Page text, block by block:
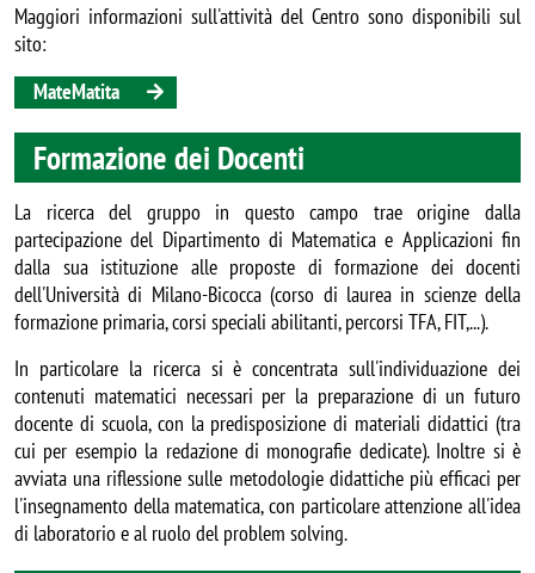
Maggiori informazioni sull'attività del Centro sono disponibili sul
sito:
MateMatita
Formazione dei Docenti
La ricerca del gruppo in questo campo trae origine dalla
partecipazione del Dipartimento di Matematica e Applicazioni fin
dalla sua istituzione alle proposte di formazione dei docenti
dell'Università di Milano-Bicocca (corso di laurea in scienze della
formazione primaria, corsi speciali abilitanti, percorsi TFA, FIT,...).
In particolare la ricerca si è concentrata sull'individuazione dei
contenuti matematici necessari per la preparazione di un futuro
docente di scuola, con la predisposizione di materiali didattici (tra
cui per esempio la redazione di monografie dedicate). Inoltre si è
avviata una riflessione sulle metodologie didattiche più efficaci per
l'insegnamento della matematica, con particolare attenzione all'idea
di laboratorio e al ruolo del problem solving.